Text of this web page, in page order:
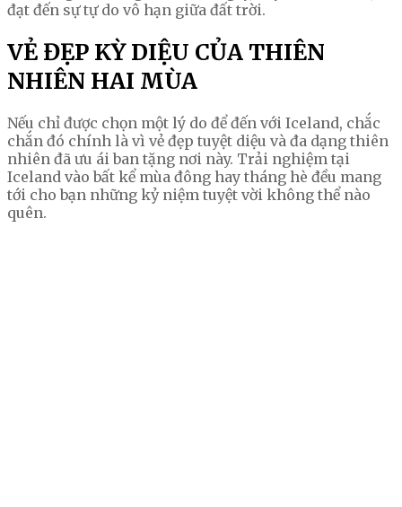
đạt đến sự tự do vô hạn giữa đất trời.
VẺ ĐẸP KỲ DIỆU CỦA THIÊN
NHIÊN HAI MÙA
Nếu chỉ được chọn một lý do để đến với Iceland, chắc
chắn đó chính là vì vẻ đẹp tuyệt diệu và đa dạng thiên
nhiên đã ưu ái ban tặng nơi này. Trải nghiệm tại
Iceland vào bất kể mùa đông hay tháng hè đều mang
tới cho bạn những kỷ niệm tuyệt vời không thể nào
quên.